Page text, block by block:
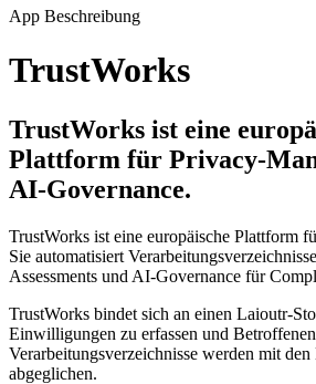
App Beschreibung
TrustWorks
TrustWorks ist eine
Plattform für Privacy-
AI-Governance.
TrustWorks ist eine europäische Plattform
Sie automatisiert
Assessments und AI-Governance für
TrustWorks bindet sich an einen Laioutr-
Einwilligungen zu erfassen und
Verarbeitungsverzeichnisse werden mit
abgeglichen.